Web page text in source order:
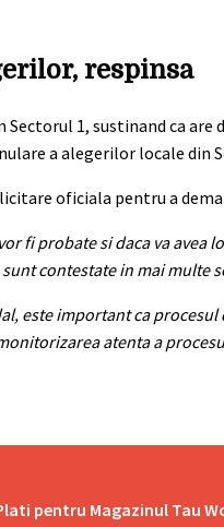
respinsa
1, sustinand ca
a alegerilor locale
oficiala pentru a
fi probate si daca va
contestate in mai multe
este important ca
atenta a
pentru Magazinul Tau